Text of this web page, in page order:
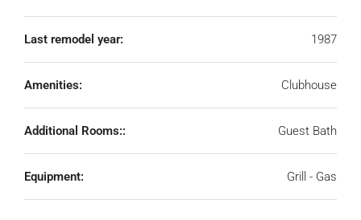
Last remodel year: 1987
Amenities: Clubhouse
Additional Rooms:: Guest Bath
Equipment: Grill - Gas